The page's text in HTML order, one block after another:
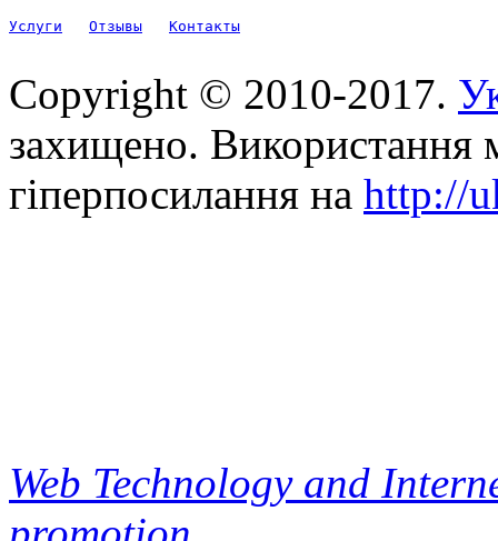
Услуги Отзывы Контакты
Copyright © 2010-2017.
захищено. Використання
гіперпосилання на http://
Web Technology and